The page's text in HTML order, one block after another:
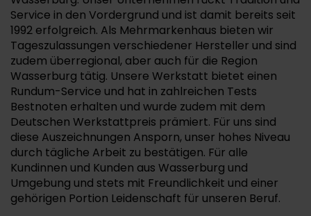
Service in den Vordergrund und ist damit bereits seit
1992 erfolgreich. Als Mehrmarkenhaus bieten wir
Tageszulassungen verschiedener Hersteller und sind
zudem überregional, aber auch für die Region
Wasserburg tätig. Unsere Werkstatt bietet einen
Rundum-Service und hat in zahlreichen Tests
Bestnoten erhalten und wurde zudem mit dem
Deutschen Werkstattpreis prämiert. Für uns sind
diese Auszeichnungen Ansporn, unser hohes Niveau
durch tägliche Arbeit zu bestätigen. Für alle
Kundinnen und Kunden aus Wasserburg und
Umgebung und stets mit Freundlichkeit und einer
gehörigen Portion Leidenschaft für unseren Beruf.